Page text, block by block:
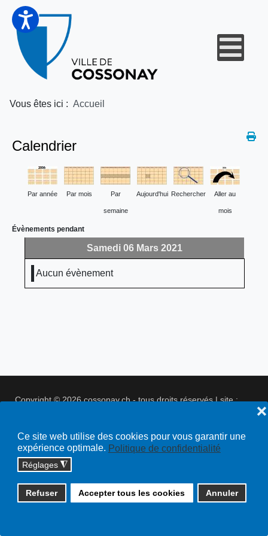
Ce site web utilise des cookies pour vous garantir une
expérience optimale. Politique de confidentialité
Réglages ◮
Refuser Accepter tous les cookies Annuler
❌
Vous êtes ici : Accueil
Calendrier
Par année Par mois Par
semaine
Aujourd'hui Rechercher Aller au
mois
Évènements pendant
Samedi 06 Mars 2021
Aucun évènement
Copyright © 2026 cossonay.ch - tous droits réservés | site :
Plan du site